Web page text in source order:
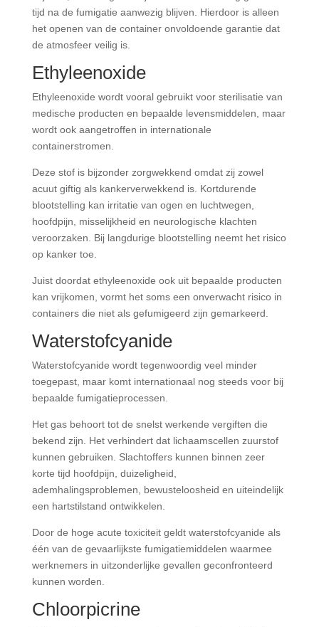
tijd na de fumigatie aanwezig blijven. Hierdoor is alleen
het openen van de container onvoldoende garantie dat
de atmosfeer veilig is.
Ethyleenoxide
Ethyleenoxide wordt vooral gebruikt voor sterilisatie van
medische producten en bepaalde levensmiddelen, maar
wordt ook aangetroffen in internationale
containerstromen.
Deze stof is bijzonder zorgwekkend omdat zij zowel
acuut giftig als kankerverwekkend is. Kortdurende
blootstelling kan irritatie van ogen en luchtwegen,
hoofdpijn, misselijkheid en neurologische klachten
veroorzaken. Bij langdurige blootstelling neemt het risico
op kanker toe.
Juist doordat ethyleenoxide ook uit bepaalde producten
kan vrijkomen, vormt het soms een onverwacht risico in
containers die niet als gefumigeerd zijn gemarkeerd.
Waterstofcyanide
Waterstofcyanide wordt tegenwoordig veel minder
toegepast, maar komt internationaal nog steeds voor bij
bepaalde fumigatieprocessen.
Het gas behoort tot de snelst werkende vergiften die
bekend zijn. Het verhindert dat lichaamscellen zuurstof
kunnen gebruiken. Slachtoffers kunnen binnen zeer
korte tijd hoofdpijn, duizeligheid,
ademhalingsproblemen, bewusteloosheid en uiteindelijk
een hartstilstand ontwikkelen.
Door de hoge acute toxiciteit geldt waterstofcyanide als
één van de gevaarlijkste fumigatiemiddelen waarmee
werknemers in uitzonderlijke gevallen geconfronteerd
kunnen worden.
Chloorpicrine